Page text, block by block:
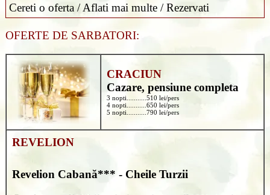
Cereti o oferta / Aflati mai multe / Rezervati
OFERTE DE SARBATORI:
CRACIUN
Cazare, pensiune completa
3 nopti...........510 lei/pers
4 nopti...........650 lei/pers
5 nopti...........790 lei/pers
REVELION
Revelion Cabană*** - Cheile Turzii